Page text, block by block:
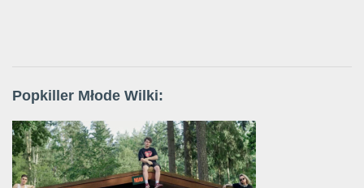
Popkiller Młode Wilki: